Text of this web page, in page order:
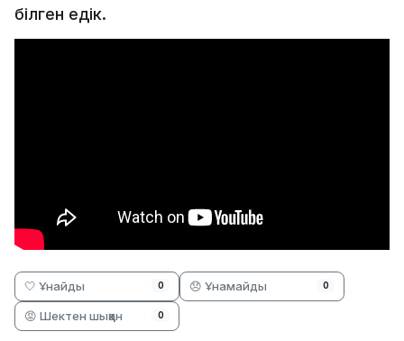
білген едік.
🤍 Ұнайды 0 😞 Ұнамайды 0
😡 Шектен шыққан 0